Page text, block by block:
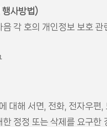
사방법)
각 호의 개인정보 보호 관
대해 서면, 전화, 전자우
정정 또는 삭제를 요구한